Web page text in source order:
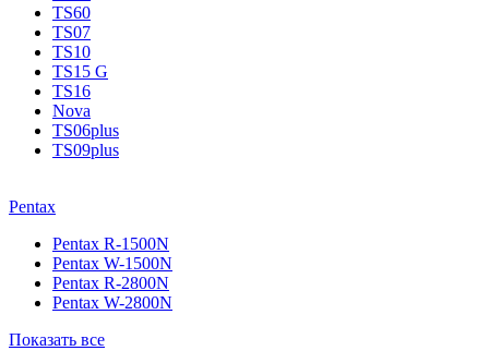
TS60
TS07
TS10
TS15 G
TS16
Nova
TS06plus
TS09plus
Pentax
Pentax R-1500N
Pentax W-1500N
Pentax R-2800N
Pentax W-2800N
Показать все